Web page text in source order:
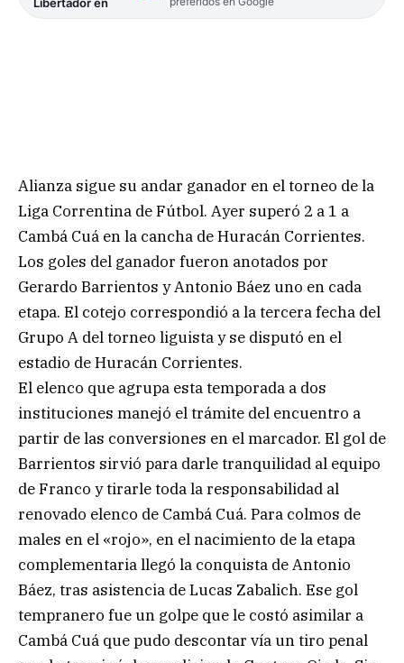
Alianza sigue su andar ganador en el torneo de la
Liga Correntina de Fútbol. Ayer superó 2 a 1 a
Cambá Cuá en la cancha de Huracán Corrientes.
Los goles del ganador fueron anotados por
Gerardo Barrientos y Antonio Báez uno en cada
etapa. El cotejo correspondió a la tercera fecha del
Grupo A del torneo liguista y se disputó en el
estadio de Huracán Corrientes.
El elenco que agrupa esta temporada a dos
instituciones manejó el trámite del encuentro a
partir de las conversiones en el marcador. El gol de
Barrientos sirvió para darle tranquilidad al equipo
de Franco y tirarle toda la responsabilidad al
renovado elenco de Cambá Cuá. Para colmos de
males en el «rojo», en el nacimiento de la etapa
complementaria llegó la conquista de Antonio
Báez, tras asistencia de Lucas Zabalich. Ese gol
tempranero fue un golpe que le costó asimilar a
Cambá Cuá que pudo descontar vía un tiro penal